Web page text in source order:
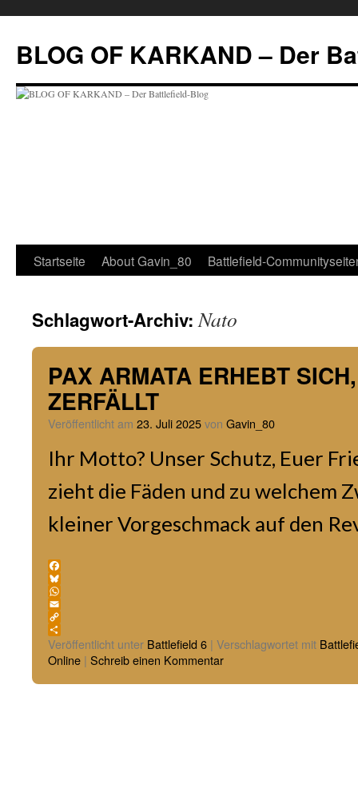
springen
BLOG OF KARKAND – Der
Startseite About Gavin_80 Battlefield-
Schlagwort-Archiv:Nato
PAX ARMATA ERHEBT
ZERFÄLLT
Veröffentlicht am 23. Juli 2025von Gavin_80
Ihr Motto? Unser Schutz, Euer
zieht die Fäden und zu welchem
kleiner Vorgeschmack auf den
Facebook
Bluesky
WhatsApp
Email
Copy
Link
Teilen
Veröffentlicht unter Battlefield 6 | Verschlagwortet mit
Online | Schreib einen Kommentar